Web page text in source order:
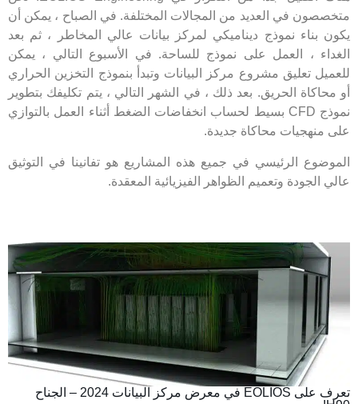
متخصصون في العديد من المجالات المختلفة. في الصباح ، يمكن أن
يكون بناء نموذج ديناميكي لمركز بيانات عالي المخاطر ، ثم بعد
الغداء ، العمل على نموذج للساحة. في الأسبوع التالي ، يمكن
للعميل تعليق مشروع مركز البيانات وتبدأ بنموذج التخزين الحراري
أو محاكاة الحريق. بعد ذلك ، في الشهر التالي ، يتم تكليفك بتطوير
نموذج CFD بسيط لحساب انخفاضات الضغط أثناء العمل بالتوازي
على منهجيات محاكاة جديدة.
الموضوع الرئيسي في جميع هذه المشاريع هو تفانينا في التوثيق
عالي الجودة وتعميم الظواهر الفيزيائية المعقدة.
تعرف على EOLIOS في معرض مركز البيانات 2024 – الجناح